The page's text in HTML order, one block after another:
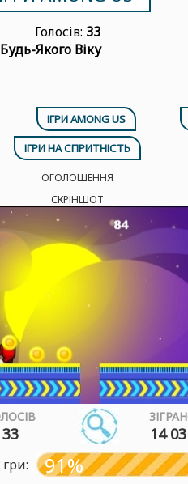
Голосів: 33
Якого Віку
ІГРИ AMONG US
ІГРИ НА СПРИТНІСТЬ
ОГОЛОШЕННЯ
СКРІНШОТ
33 14
91%